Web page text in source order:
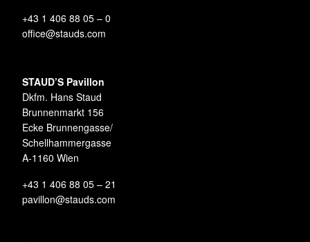
+43 1 406 88 05 – 0
office@stauds.com
STAUD’S Pavillon
Dkfm. Hans Staud
Brunnenmarkt 156
Ecke Brunnengasse/
Schellhammergasse
A-1160 Wien
+43 1 406 88 05 – 21
pavillon@stauds.com